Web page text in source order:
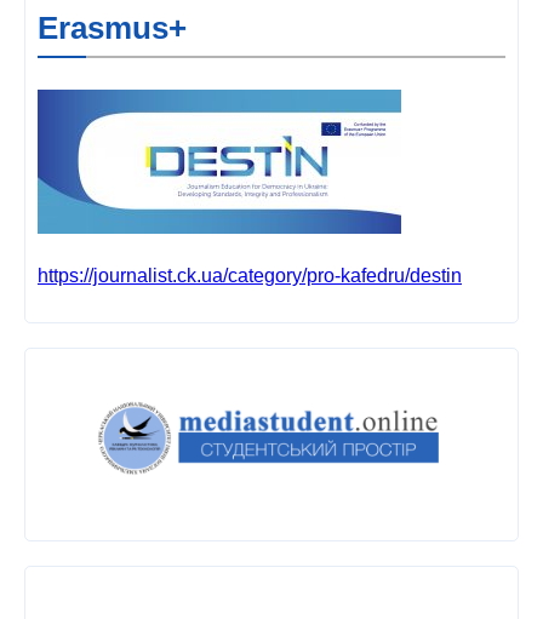
Erasmus+
https://journalist.ck.ua/category/pro-kafedru/destin